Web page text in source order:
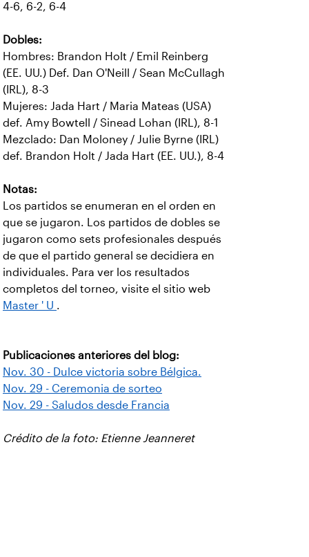
4-6, 6-2, 6-4
Dobles:
Hombres: Brandon Holt / Emil Reinberg
(EE. UU.) Def. Dan O'Neill / Sean McCullagh
(IRL), 8-3
Mujeres: Jada Hart / Maria Mateas (USA)
def. Amy Bowtell / Sinead Lohan (IRL), 8-1
Mezclado: Dan Moloney / Julie Byrne (IRL)
def. Brandon Holt / Jada Hart (EE. UU.), 8-4
Notas:
Los partidos se enumeran en el orden en
que se jugaron. Los partidos de dobles se
jugaron como sets profesionales después
de que el partido general se decidiera en
individuales. Para ver los resultados
completos del torneo, visite el sitio web
Master ' U .
Publicaciones anteriores del blog:
Nov. 30 - Dulce victoria sobre Bélgica.
Nov. 29 - Ceremonia de sorteo
Nov. 29 - Saludos desde Francia
Crédito de la foto: Etienne Jeanneret